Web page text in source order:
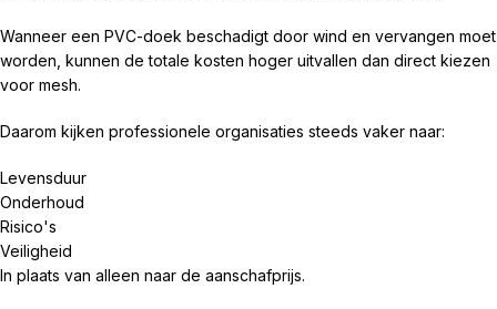
Wanneer een PVC-doek beschadigt door wind en vervangen moet
worden, kunnen de totale kosten hoger uitvallen dan direct kiezen
voor mesh.
Daarom kijken professionele organisaties steeds vaker naar:
Levensduur
Onderhoud
Risico's
Veiligheid
In plaats van alleen naar de aanschafprijs.